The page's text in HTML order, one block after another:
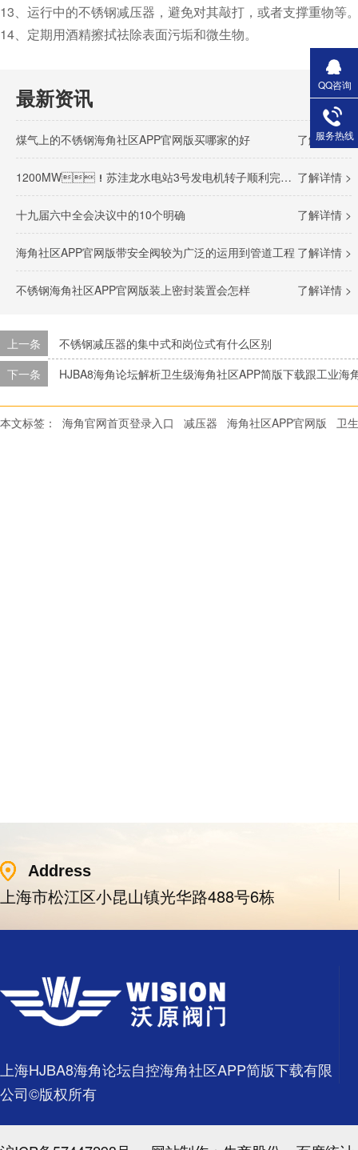
13、运行中的不锈钢减压器，避免对其敲打，或者支撑重物等
14、定期用酒精擦拭祛除表面污垢和微生物。
最新资讯
了解详情 >
煤气上的不锈钢海角社区APP官网版买哪家的好
了解详情 >
1200MW！苏洼龙水电站3号发电机转子顺利完成吊装
了解详情 >
十九届六中全会决议中的10个明确
了解详情 >
海角社区APP官网版带安全阀较为广泛的运用到管道工程
了解详情 >
不锈钢海角社区APP官网版装上密封装置会怎样
上一条
不锈钢减压器的集中式和岗位式有什么区别
下一条
HJBA8海角论坛解析卫生级海角社区APP简版下载跟工业海
本文标签： 海角官网首页登录入口 减压器 海角社区APP官网版 卫
Address
上海市松江区小昆山镇光华路488号6栋
上海HJBA8海角论坛自控海角社区APP简版下载有限
公司©版权所有
QQ咨询
服务热线